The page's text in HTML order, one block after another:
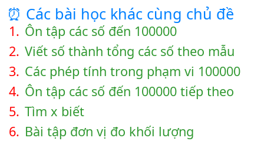
⏰ Các bài học khác cùng chủ đề
1. Ôn tập các số đến 100000
2. Viết số thành tổng các số theo mẫu
3. Các phép tính trong phạm vi 100000
4. Ôn tập các số đến 100000 tiếp theo
5. Tìm x biết
6. Bài tập đơn vị đo khối lượng